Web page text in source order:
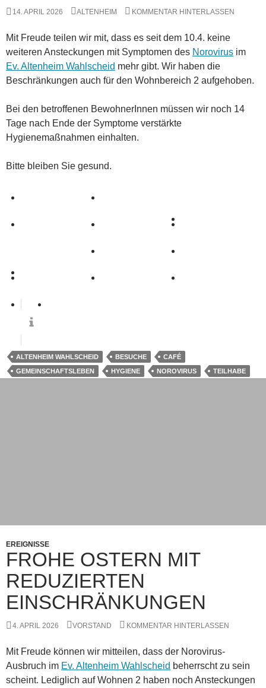
14. APRIL 2026 ALTENHEIM KOMMENTAR HINTERLASSEN
Mit Freude teilen wir mit, dass es seit dem 10.4. keine
weiteren Ansteckungen mit Symptomen des Norovirus im
Ev. Altenheim Wahlscheid mehr gibt. Wir haben die
Beschränkungen auch für den Wohnbereich 2 aufgehoben.
Bei den betroffenen BewohnerInnen müssen wir noch 14
Tage nach Ende der Symptome verstärkte
Hygienemaßnahmen einhalten.
Bitte bleiben Sie gesund.
ALTENHEIM WAHLSCHEID BESUCHE
CAFÉ
GEMEINSCHAFTSLEBEN
HYGIENE NOROVIRUS TEILHABE
EREIGNISSE
FROHE OSTERN MIT
REDUZIERTEN
EINSCHRÄNKUNGEN
4. APRIL 2026 VORSTAND KOMMENTAR HINTERLASSEN
Mit Freude können wir mitteilen, dass der Norovirus-
Ausbruch im Ev. Altenheim Wahlscheid beherrscht zu sein
scheint. Lediglich auf Wohnen 2 haben noch Ansteckungen